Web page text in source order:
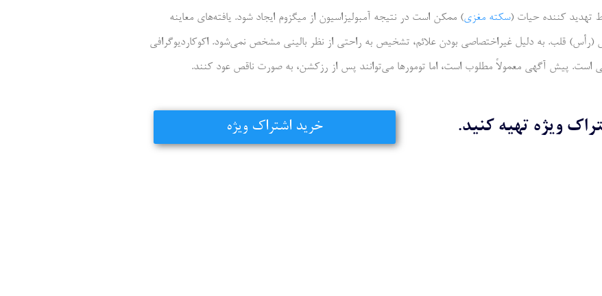
تهدید کننده حیات (سکته مغزی) ممکن است در نتیجه آمبولیزاسیون از میگزوم ایجاد شود. یافته‌های معاینه
(رأس) قلب. به دلیل غیراختصاصی بودن علائم، تشخیص به راحتی از نظر بالینی مشخص نمی‌شود. اکوکاردیوگرافی
است. پیش آگهی معمولاً مطلوب است، اما تومورها می‌توانند پس از رزکشن، به صورت ناقص عود کنند.
ویژه تهیه کنید. خرید اشتراک ویژه